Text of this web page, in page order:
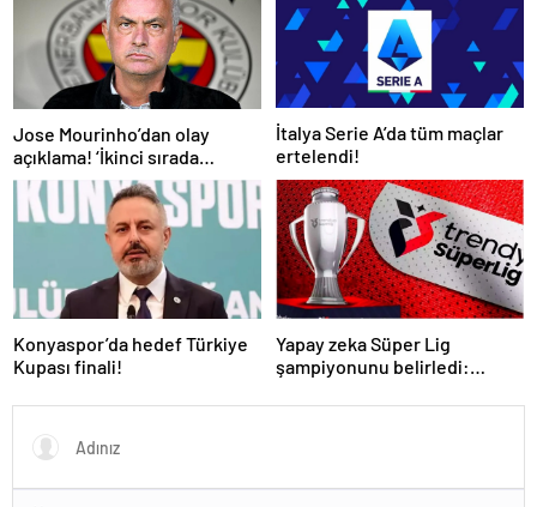
Jose Mourinho’dan olay
açıklama! ‘İkinci sırada
bitireceğiz’
İtalya Serie A’da tüm maçlar
ertelendi!
Konyaspor’da hedef Türkiye
Kupası finali!
Yapay zeka Süper Lig
şampiyonunu belirledi:
arasında inanılmaz final!